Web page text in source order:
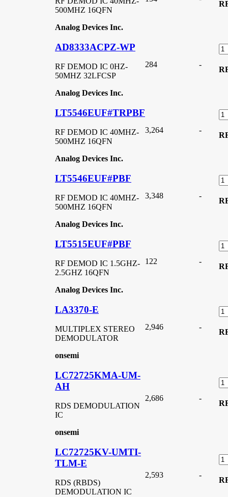
500MHZ 16QFN
Analog Devices Inc.
AD8333ACPZ-WP
RF DEMOD IC 0HZ-
50MHZ 32LFCSP
Analog Devices Inc.
284 -
LT5546EUF#TRPBF
RF DEMOD IC 40MHZ-
500MHZ 16QFN
Analog Devices Inc.
3,264 -
LT5546EUF#PBF
RF DEMOD IC 40MHZ-
500MHZ 16QFN
Analog Devices Inc.
3,348 -
LT5515EUF#PBF
RF DEMOD IC 1.5GHZ-
2.5GHZ 16QFN
Analog Devices Inc.
122 -
LA3370-E
MULTIPLEX STEREO
DEMODULATOR
onsemi
2,946 -
LC72725KMA-UM-
AH
RDS DEMODULATION
IC
onsemi
2,686 -
LC72725KV-UMTI-
TLM-E
RDS (RBDS)
DEMODULATION IC
2,593 -